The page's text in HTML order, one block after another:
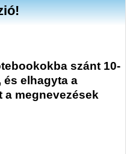
szánt 10-
elhagyta a
a megnevezések